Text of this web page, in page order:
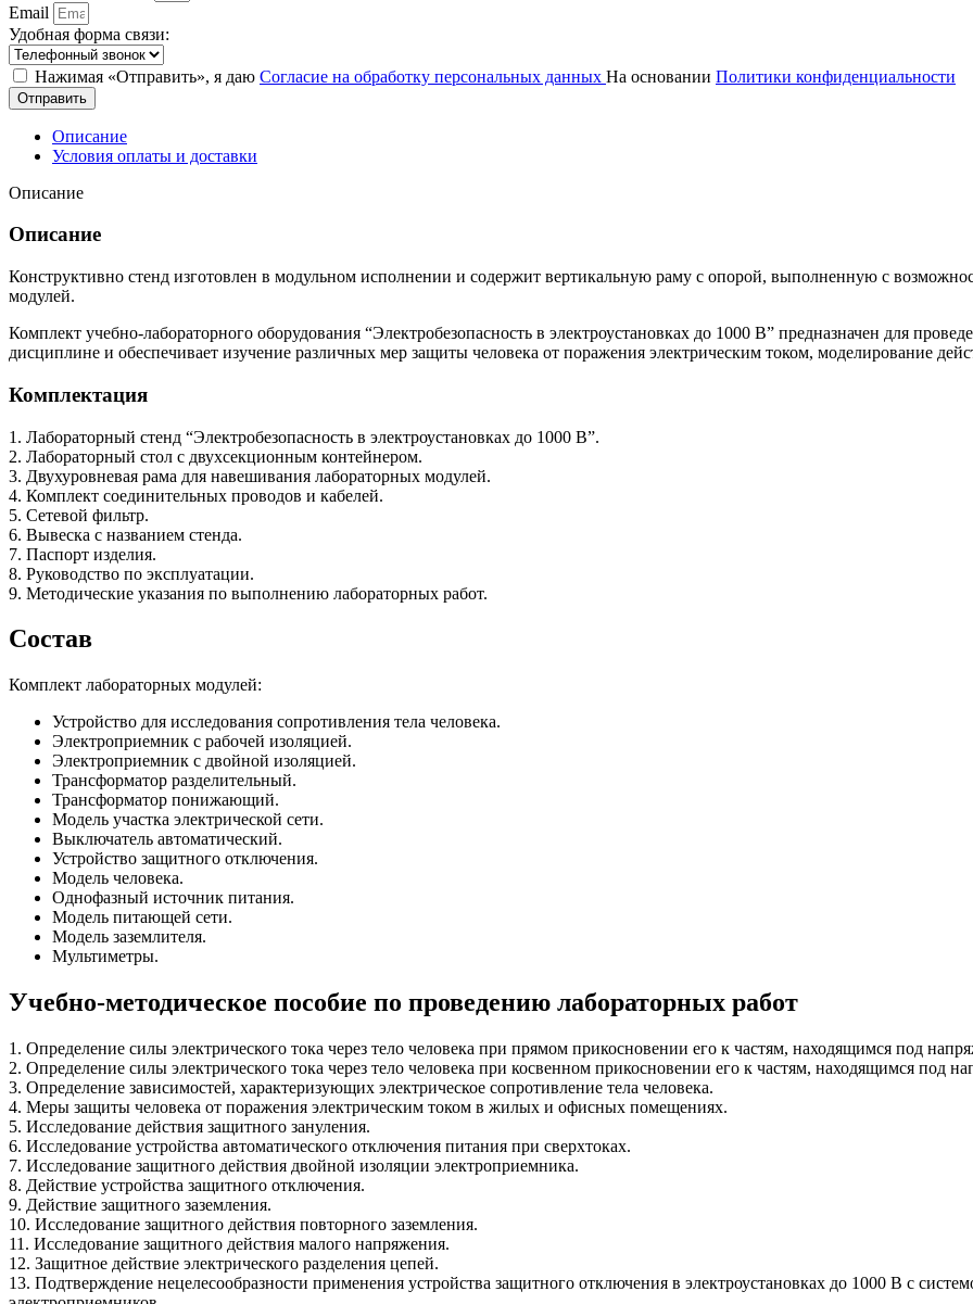
Email
Удобная форма связи:
Нажимая «Отправить», я даю Согласие на обработку персональных данных На основании Политики конфиденциальности
Отправить
Описание
Условия оплаты и доставки
Описание
Описание
Конструктивно стенд изготовлен в модульном исполнении и содержит вертикальную раму с опорой, выполненную с
модулей.
Комплект учебно-лабораторного оборудования “Электробезопасность в электроустановках до 1000 В” предназначен для
дисциплине и обеспечивает изучение различных мер защиты человека от поражения электрическим током, моделирование
Комплектация
1. Лабораторный стенд “Электробезопасность в электроустановках до 1000 В”.
2. Лабораторный стол с двухсекционным контейнером.
3. Двухуровневая рама для навешивания лабораторных модулей.
4. Комплект соединительных проводов и кабелей.
5. Сетевой фильтр.
6. Вывеска с названием стенда.
7. Паспорт изделия.
8. Руководство по эксплуатации.
9. Методические указания по выполнению лабораторных работ.
Состав
Комплект лабораторных модулей:
Устройство для исследования сопротивления тела человека.
Электроприемник с рабочей изоляцией.
Электроприемник с двойной изоляцией.
Трансформатор разделительный.
Трансформатор понижающий.
Модель участка электрической сети.
Выключатель автоматический.
Устройство защитного отключения.
Модель человека.
Однофазный источник питания.
Модель питающей сети.
Модель заземлителя.
Мультиметры.
Учебно-методическое пособие по проведению лабораторных работ
1. Определение силы электрического тока через тело человека при прямом прикосновении его к частям, находящимся под
2. Определение силы электрического тока через тело человека при косвенном прикосновении его к частям, находящимся под
3. Определение зависимостей, характеризующих электрическое сопротивление тела человека.
4. Меры защиты человека от поражения электрическим током в жилых и офисных помещениях.
5. Исследование действия защитного зануления.
6. Исследование устройства автоматического отключения питания при сверхтоках.
7. Исследование защитного действия двойной изоляции электроприемника.
8. Действие устройства защитного отключения.
9. Действие защитного заземления.
10. Исследование защитного действия повторного заземления.
11. Исследование защитного действия малого напряжения.
12. Защитное действие электрического разделения цепей.
13. Подтверждение нецелесообразности применения устройства защитного отключения в электроустановках до 1000 В с